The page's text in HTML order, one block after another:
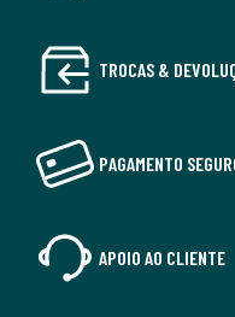
TROCAS &
PAGAMENTO
APOIO AO CLIENTE